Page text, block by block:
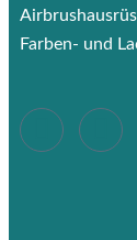
Farben- und